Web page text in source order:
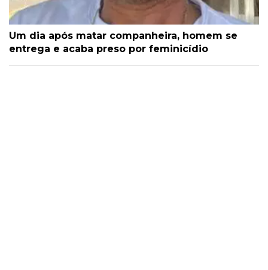
Um dia após matar companheira, homem se
entrega e acaba preso por feminicídio